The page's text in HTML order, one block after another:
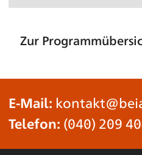
Zur
E-Mail:
Telefon: (040) 209